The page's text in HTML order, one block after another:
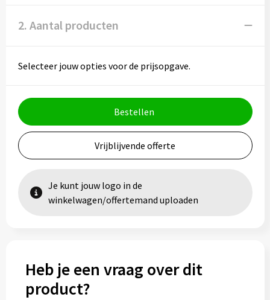
2. Aantal producten
Selecteer jouw opties voor de prijsopgave.
Bestellen
Vrijblijvende offerte
Je kunt jouw logo in de
winkelwagen/offertemand uploaden
Heb je een vraag over dit
product?